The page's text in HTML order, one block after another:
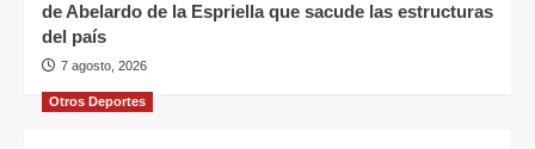
de Abelardo de la Espriella que sacude las estructuras
del país
7 agosto, 2026
Otros Deportes